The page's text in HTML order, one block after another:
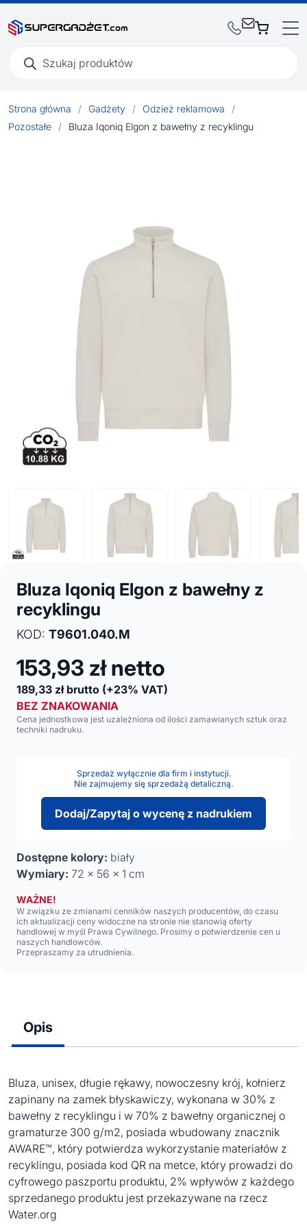
produktów
Strona główna / Gadżety / Odzież reklamowa
/
Pozostałe
/ Bluza Iqoniq Elgon z bawełny z recyklingu
Bluza Iqoniq Elgon z bawełny z
recyklingu
KOD: T9601.040.M
153,93 zł netto
189,33 zł brutto (+23% VAT)
BEZ ZNAKOWANIA
Cena jednostkowa jest uzależniona od ilości zamawianych sztuk oraz
techniki nadruku.
Sprzedaż wyłącznie dla firm i instytucji.
Nie zajmujemy się sprzedażą detaliczną.
Dodaj/Zapytaj o wycenę z nadrukiem
Dostępne kolory: biały
Wymiary: 72 x 56 x 1 cm
WAŻNE!
W związku ze zmianami cenników naszych producentów, do czasu
ich aktualizacji ceny widoczne na stronie nie stanowią oferty
handlowej w myśl Prawa Cywilnego. Prosimy o potwierdzenie cen u
naszych handlowców.
Przepraszamy za utrudnienia.
Opis
Bluza, unisex, długie rękawy, nowoczesny krój, kołnierz
zapinany na zamek błyskawiczy, wykonana w 30% z
bawełny z recyklingu i w 70% z bawełny organicznej o
gramaturze 300 g/m2, posiada wbudowany znacznik
AWARE™, który potwierdza wykorzystanie materiałów z
recyklingu, posiada kod QR na metce, który prowadzi do
cyfrowego paszportu produktu, 2% wpływów z każdego
sprzedanego produktu jest przekazywane na rzecz
Water.org